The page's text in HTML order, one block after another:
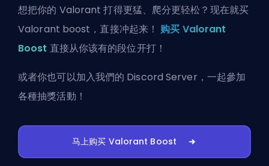
想把你的 Valorant 打得更猛、爬分更轻松？现在就买
Valorant boost，直接冲起来！购买 Valorant
Boost 直接从你该有的段位开打！
或者你也可以加入我們的 Discord Server ，一起參加
各種抽獎活動！
马上购买 Valorant Boost